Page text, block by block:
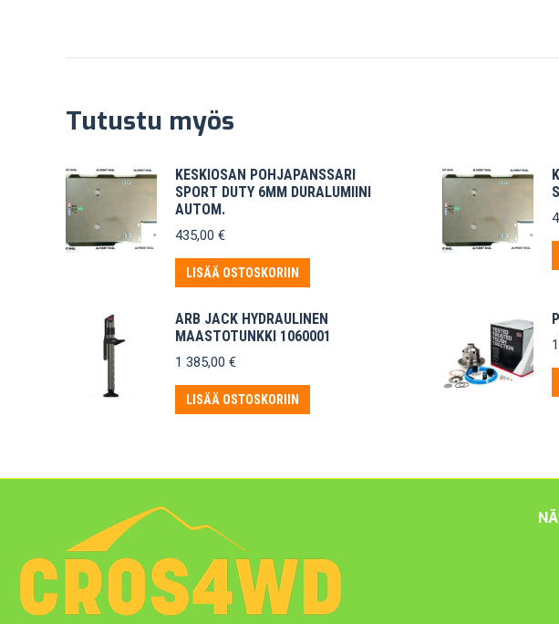
Tutustu myös
KESKIOSAN POHJAPANSSARI
SPORT DUTY 6MM DURALUMIINI
AUTOM.
435,00 €
LISÄÄ OSTOSKORIIN
ARB JACK HYDRAULINEN
MAASTOTUNKKI 1060001
1 385,00 €
LISÄÄ OSTOSKORIIN